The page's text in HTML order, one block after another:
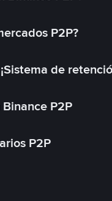
P2P?
de
P2P
P2P